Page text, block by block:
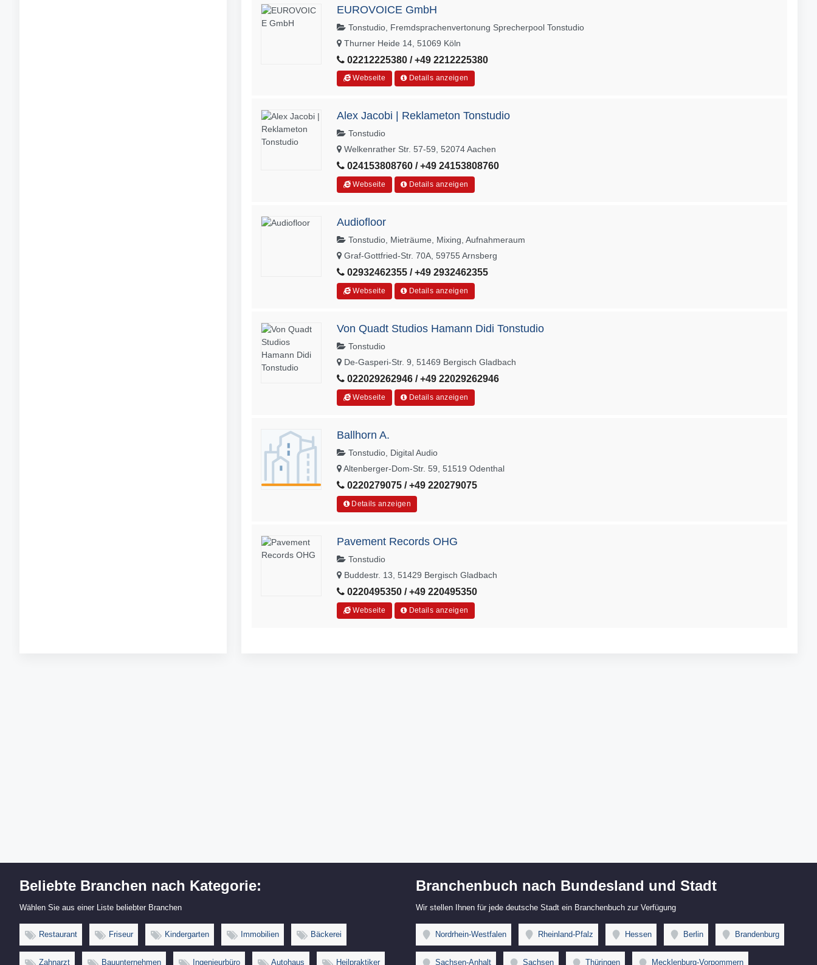
EUROVOICE GmbH
Tonstudio, Fremdsprachenvertonung Sprecherpool Tonstudio
Thurner Heide 14, 51069 Köln
02212225380 / +49 2212225380
Webseite Details anzeigen
Alex Jacobi | Reklameton Tonstudio
Tonstudio
Welkenrather Str. 57-59, 52074 Aachen
024153808760 / +49 24153808760
Webseite Details anzeigen
Audiofloor
Tonstudio, Mieträume, Mixing, Aufnahmeraum
Graf-Gottfried-Str. 70A, 59755 Arnsberg
02932462355 / +49 2932462355
Webseite Details anzeigen
Von Quadt Studios Hamann Didi Tonstudio
Tonstudio
De-Gasperi-Str. 9, 51469 Bergisch Gladbach
022029262946 / +49 22029262946
Webseite Details anzeigen
Ballhorn A.
Tonstudio, Digital Audio
Altenberger-Dom-Str. 59, 51519 Odenthal
0220279075 / +49 220279075
Details anzeigen
Pavement Records OHG
Tonstudio
Buddestr. 13, 51429 Bergisch Gladbach
0220495350 / +49 220495350
Webseite Details anzeigen
Beliebte Branchen nach Kategorie:
Wählen Sie aus einer Liste beliebter Branchen
Restaurant Friseur Kindergarten Immobilien Bäckerei
Zahnarzt Bauunternehmen Ingenieurbüro Autohaus Heilpraktiker
Branchenbuch nach Bundesland und Stadt
Wir stellen Ihnen für jede deutsche Stadt ein Branchenbuch zur Verfügung
Nordrhein-Westfalen Rheinland-Pfalz Hessen Berlin Brandenburg
Sachsen-Anhalt Sachsen Thüringen Mecklenburg-Vorpommern